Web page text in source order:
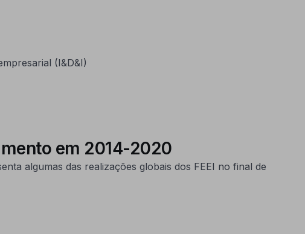
(I&D&I)
em 2014-2020
algumas das realizações globais dos FEEI no final de